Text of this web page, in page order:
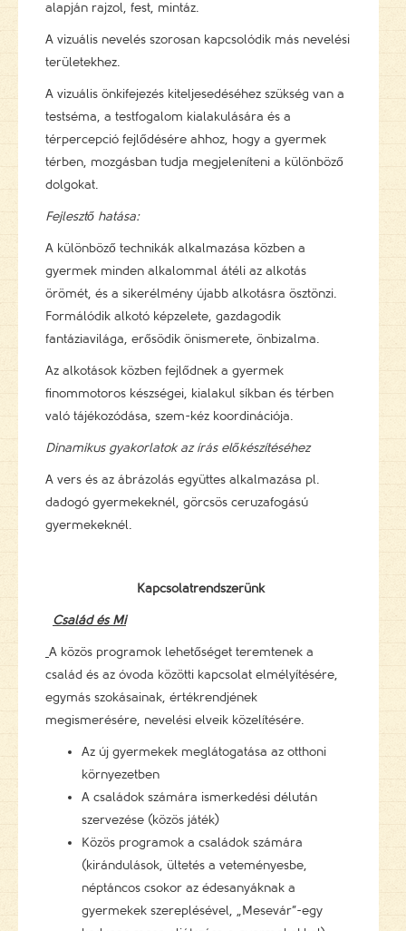
alapján rajzol, fest, mintáz.
A vizuális nevelés szorosan kapcsolódik más nevelési
területekhez.
A vizuális önkifejezés kiteljesedéséhez szükség van a
testséma, a testfogalom kialakulására és a
térpercepció fejlődésére ahhoz, hogy a gyermek
térben, mozgásban tudja megjeleníteni a különböző
dolgokat.
Fejlesztő hatása:
A különböző technikák alkalmazása közben a
gyermek minden alkalommal átéli az alkotás
örömét, és a sikerélmény újabb alkotásra ösztönzi.
Formálódik alkotó képzelete, gazdagodik
fantáziavilága, erősödik önismerete, önbizalma.
Az alkotások közben fejlődnek a gyermek
finommotoros készségei, kialakul síkban és térben
való tájékozódása, szem-kéz koordinációja.
Dinamikus gyakorlatok az írás előkészítéséhez
A vers és az ábrázolás együttes alkalmazása pl.
dadogó gyermekeknél, görcsös ceruzafogású
gyermekeknél.
Kapcsolatrendszerünk
Család és Mi
A közös programok lehetőséget teremtenek a
család és az óvoda közötti kapcsolat elmélyítésére,
egymás szokásainak, értékrendjének
megismerésére, nevelési elveik közelítésére.
Az új gyermekek meglátogatása az otthoni
környezetben
A családok számára ismerkedési délután
szervezése (közös játék)
Közös programok a családok számára
(kirándulások, ültetés a veteményesbe,
néptáncos csokor az édesanyáknak a
gyermekek szereplésével, „Mesevár”-egy